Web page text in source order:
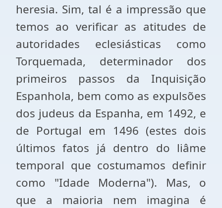
heresia. Sim, tal é a impressão que
temos ao verificar as atitudes de
autoridades eclesiásticas como
Torquemada, determinador dos
primeiros passos da Inquisição
Espanhola, bem como as expulsões
dos judeus da Espanha, em 1492, e
de Portugal em 1496 (estes dois
últimos fatos já dentro do liâme
temporal que costumamos definir
como "Idade Moderna"). Mas, o
que a maioria nem imagina é